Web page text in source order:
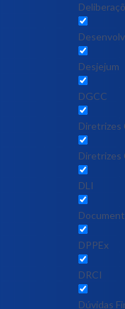
Desjejum
DGCC
Diretrizes
Diretrizes
DLI
DPPEx
DRCI
Dúvidas